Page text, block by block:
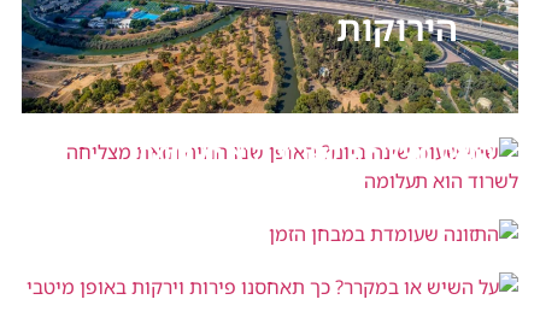
הירוקות
שתי שעות שינה ביום? האופן שבו החיה
הזאת מצליחה לשרוד הוא תעלומה
על השיש או במקרר? כך תאחסנו פירות